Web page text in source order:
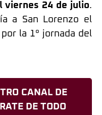
viernes 24 de julio.
a San Lorenzo el
la 1° jornada del
CANAL DE
DE TODO